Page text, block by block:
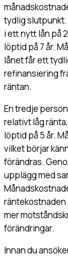
tydlig slutpunkt.
i ett nytt lån på
löptid på 7 år.
lånet får ett
refinansiering
räntan.
En tredje
relativt låg
löptid på 5 år.
vilket börjar
förändras.
upplägg med
räntekostnaden
mer
förändringar.
Innan du